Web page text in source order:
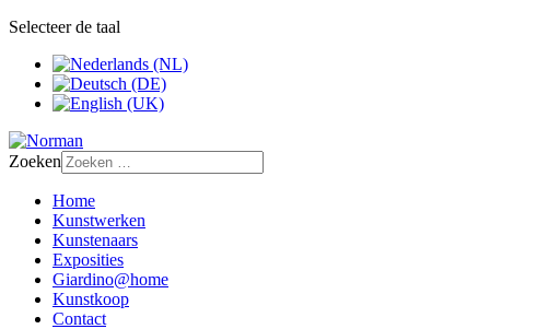
Selecteer de taal
Zoeken
Home
Kunstwerken
Kunstenaars
Exposities
Giardino@home
Kunstkoop
Contact